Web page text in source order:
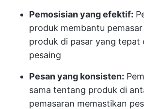
Pemosisian yang efektif:
produk membantu
produk di pasar yang tepat
pesaing
Pesan yang konsisten:
sama tentang produk di
pemasaran memastikan